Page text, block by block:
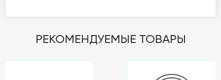
РЕКОМЕНДУЕМЫЕ ТОВАРЫ